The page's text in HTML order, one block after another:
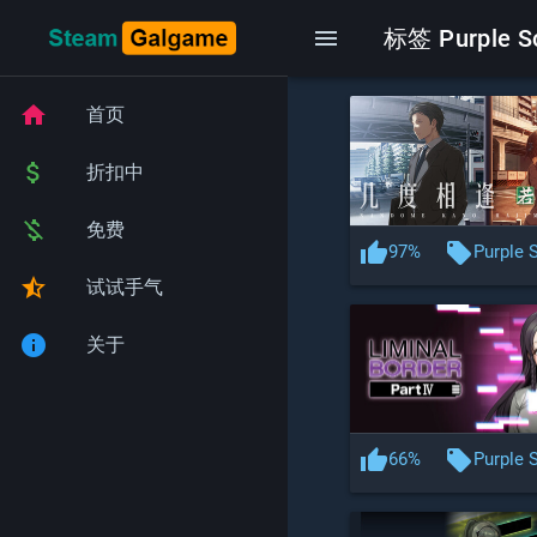
menu 标签 Purple
home 首页
attach_money 折扣中
money_off 免费
star_half 试试手气
info 关于
thumb_up97% local_offerPurple
thumb_up66% local_offerPurple